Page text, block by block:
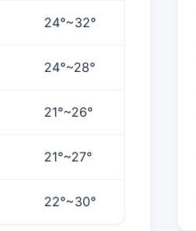
24°~32°
24°~28°
21°~26°
21°~27°
22°~30°